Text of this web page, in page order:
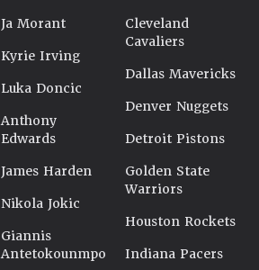
Ja Morant
Kyrie Irving
Luka Doncic
Anthony
Edwards
James Harden
Nikola Jokic
Giannis
Antetokounmpo
Cleveland
Cavaliers
Dallas Mavericks
Denver Nuggets
Detroit Pistons
Golden State
Warriors
Houston Rockets
Indiana Pacers